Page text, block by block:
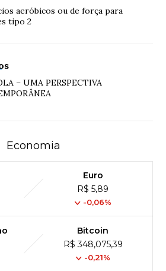
aeróbicos ou de força para
tipo 2
– UMA PERSPECTIVA
Economia
Euro
R$ 5,89
-0,06%
Bitcoin
R$ 348,075,39
-0,21%